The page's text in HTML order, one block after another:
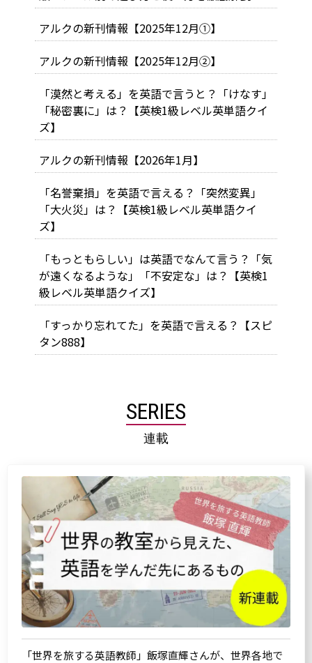
アルクの新刊情報【2025年12月①】
アルクの新刊情報【2025年12月②】
「漠然と考える」を英語で言うと？「けなす」
「秘密裏に」は？【英検1級レベル英単語クイ
ズ】
アルクの新刊情報【2026年1月】
「名誉棄損」を英語で言える？「突然変異」
「大火災」は？【英検1級レベル英単語クイ
ズ】
「もっともらしい」は英語でなんて言う？「気
が遠くなるような」「不安定な」は？【英検1
級レベル英単語クイズ】
「すっかり忘れてた」を英語で言える？【スピ
タン888】
SERIES
連載
「世界を旅する英語教師」飯塚直輝さんが、世界各地で